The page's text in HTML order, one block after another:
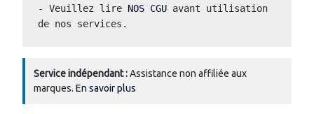
- Veuillez lire NOS CGU avant utilisation
de nos services.
Service indépendant :Assistance non affiliée aux
marques. En savoir plus